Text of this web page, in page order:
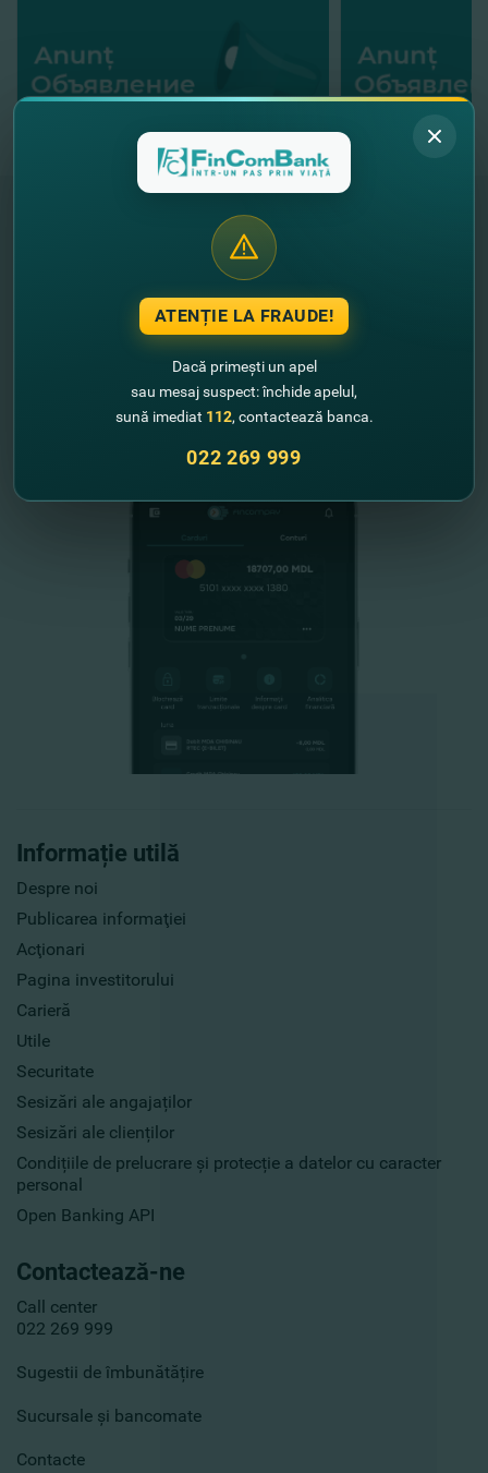
Informație utilă
Despre noi
Publicarea informaţiei
Acţionari
Pagina investitorului
Carieră
Utile
Securitate
Sesizări ale angajaților
Sesizări ale clienților
Condițiile de prelucrare și protecție a datelor cu caracter
personal
Open Banking API
Contactează-ne
Call center
022 269 999
Sugestii de îmbunătățire
Sucursale și bancomate
Contacte
"FinComBank" S.A. este membră a
din Republica Moldova
FinComPay Mobile
ATENȚIE LA FRAUDE!
Dacă primești un apel
sau mesaj suspect: închide apelul,
sună imediat 112, contactează banca.
022 269 999